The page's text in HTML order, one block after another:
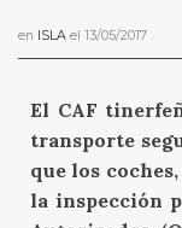
en ISLA el 13/05/2017 .
El CAF
transporte
que los
la inspección